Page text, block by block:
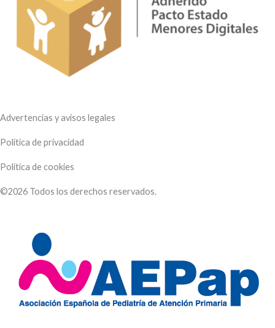
Advertencias y avisos legales
Política de privacidad
Política de cookies
©2026 Todos los derechos reservados.